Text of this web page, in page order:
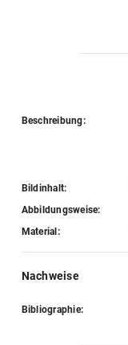
Beschreibung:
Bildinhalt:
Abbildungsweise:
Material:
Nachweise
Bibliographie: